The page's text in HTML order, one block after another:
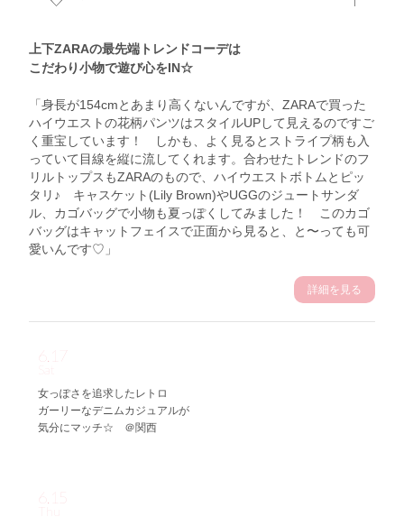
上下ZARAの最先端トレンドコーデは
こだわり小物で遊び心をIN☆
「身長が154cmとあまり高くないんですが、ZARAで買った
ハイウエストの花柄パンツはスタイルUPして見えるのですご
く重宝しています！ しかも、よく見るとストライプ柄も入
っていて目線を縦に流してくれます。合わせたトレンドのフ
リルトップスもZARAのもので、ハイウエストボトムとピッ
タリ♪ キャスケット(Lily Brown)やUGGのジュートサンダ
ル、カゴバッグで小物も夏っぽくしてみました！ このカゴ
バッグはキャットフェイスで正面から見ると、と〜っても可
愛いんです♡」
詳細を見る
6.17
女っぽさを追求したレトロ
ガーリーなデニムカジュアルが
気分にマッチ☆ ＠関西
6.15